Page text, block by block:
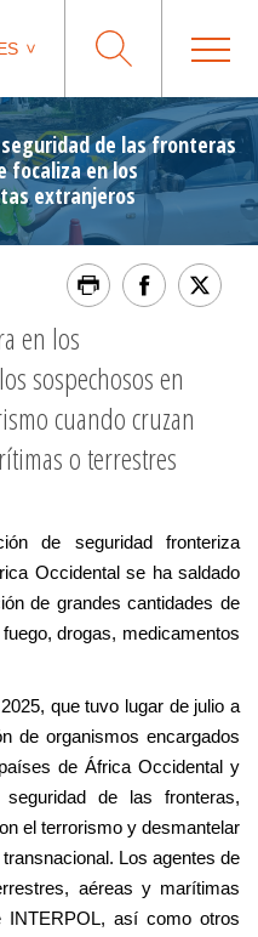
de las fronteras
focaliza en los
extranjeros
en los
sospechosos en
cuando cruzan
o terrestres
de seguridad fronteriza
Occidental se ha saldado
de grandes cantidades de
drogas, medicamentos
que tuvo lugar de julio a
de organismos encargados
de África Occidental y
de las fronteras,
el terrorismo y desmantelar
Los agentes de
aéreas y marítimas
INTERPOL, así como otros